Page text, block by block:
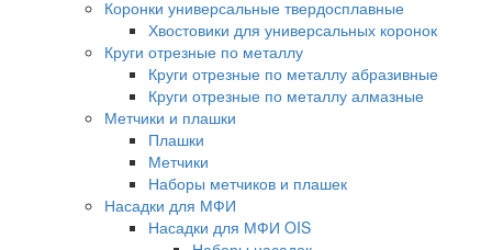
Коронки универсальные твердосплавные
Хвостовики для универсальных коронок
Круги отрезные по металлу
Круги отрезные по металлу абразивные
Круги отрезные по металлу алмазные
Метчики и плашки
Плашки
Метчики
Наборы метчиков и плашек
Насадки для МФИ
Насадки для МФИ OIS